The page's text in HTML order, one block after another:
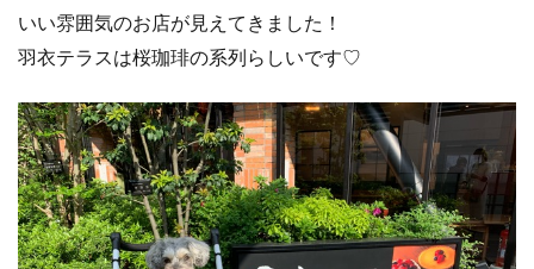
いい雰囲気のお店が見えてきました！
羽衣テラスは桜珈琲の系列らしいです♡